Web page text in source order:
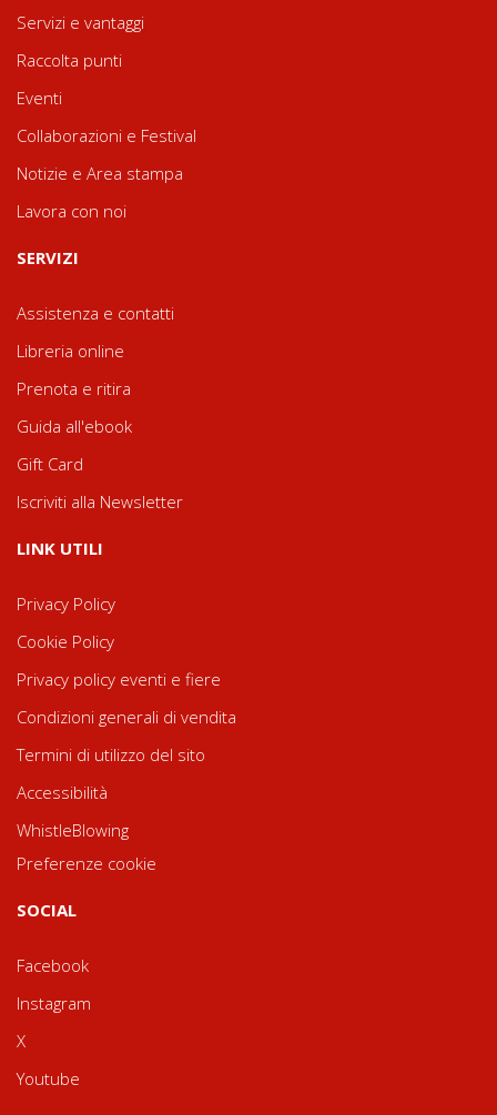
Servizi e vantaggi
Raccolta punti
Eventi
Collaborazioni e Festival
Notizie e Area stampa
Lavora con noi
SERVIZI
Assistenza e contatti
Libreria online
Prenota e ritira
Guida all'ebook
Gift Card
Iscriviti alla Newsletter
LINK UTILI
Privacy Policy
Cookie Policy
Privacy policy eventi e fiere
Condizioni generali di vendita
Termini di utilizzo del sito
Accessibilità
WhistleBlowing
Preferenze cookie
SOCIAL
Facebook
Instagram
X
Youtube